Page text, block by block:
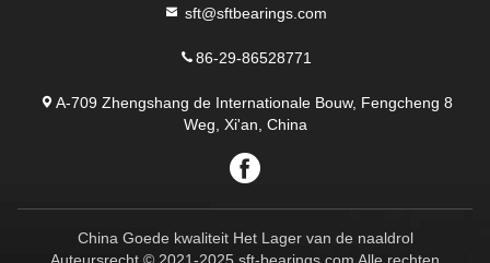
sft@sftbearings.com
86-29-86528771
A-709 Zhengshang de Internationale Bouw, Fengcheng 8
Weg, Xi'an, China
China Goede kwaliteit Het Lager van de naaldrol